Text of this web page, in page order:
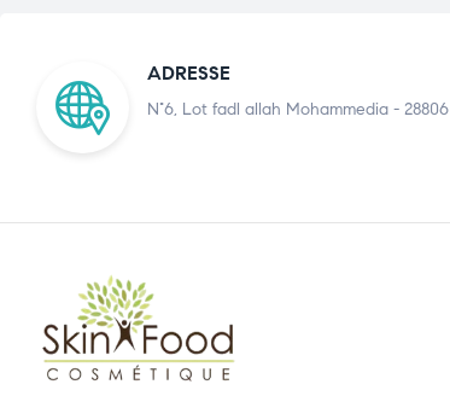
ADRESSE
N°6, Lot fadl allah Mohammedia - 28806